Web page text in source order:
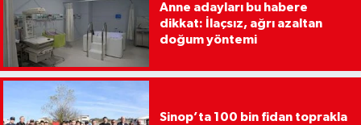
Anne adayları bu habere
dikkat: İlaçsız, ağrı azaltan
doğum yöntemi
Sinop’ta 100 bin fidan toprakla